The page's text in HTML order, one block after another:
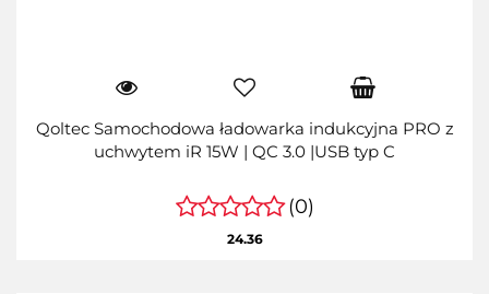
Qoltec Samochodowa ładowarka indukcyjna PRO z
uchwytem iR 15W | QC 3.0 |USB typ C
(0)
24.36